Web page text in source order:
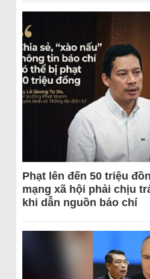
Phạt lên đến 50 triệu
mạng xã hội phải chịu
khi dẫn nguồn báo chí